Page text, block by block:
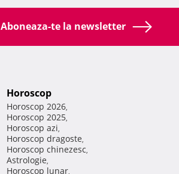
Aboneaza-te la newsletter
Horoscop
Horoscop 2026,
Horoscop 2025,
Horoscop azi,
Horoscop dragoste,
Horoscop chinezesc,
Astrologie,
Horoscop lunar,